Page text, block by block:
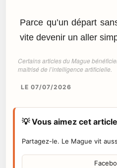
Parce qu’un départ
vite devenir un aller
Certains articles du Mague
maîtrisé de l’intelligence artificielle.
LE 07/07/2026
💡 Vous aimez cet
Partagez-le. Le Mague vit